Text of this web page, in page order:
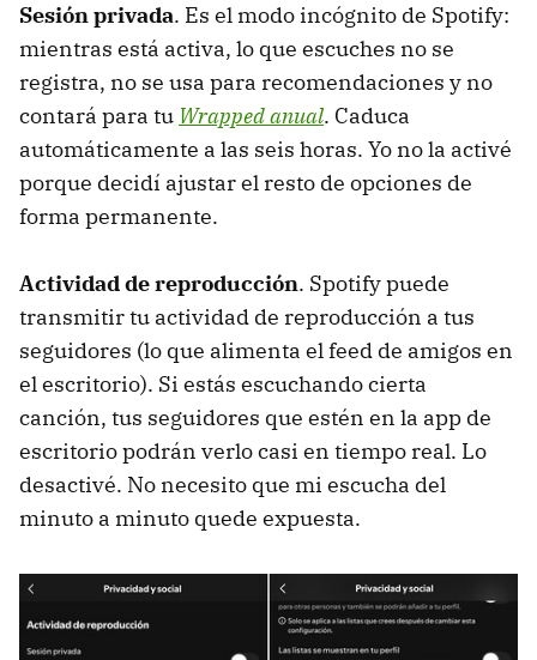
Sesión privada. Es el modo incógnito de Spotify:
mientras está activa, lo que escuches no se
registra, no se usa para recomendaciones y no
contará para tu Wrapped anual. Caduca
automáticamente a las seis horas. Yo no la activé
porque decidí ajustar el resto de opciones de
forma permanente.
Actividad de reproducción. Spotify puede
transmitir tu actividad de reproducción a tus
seguidores (lo que alimenta el feed de amigos en
el escritorio). Si estás escuchando cierta
canción, tus seguidores que estén en la app de
escritorio podrán verlo casi en tiempo real. Lo
desactivé. No necesito que mi escucha del
minuto a minuto quede expuesta.